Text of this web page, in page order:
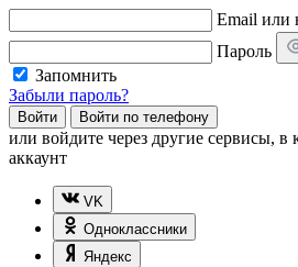
Email или
Пароль
Запомнить
Забыли пароль?
Войти Войти по телефону
или войдите через другие сервисы,
аккаунт
VK
Одноклассники
Яндекс